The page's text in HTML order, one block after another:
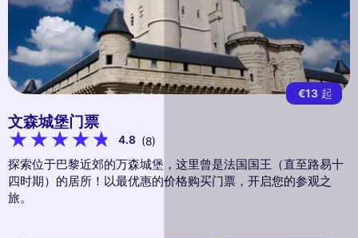
€13 起
文森城堡门票
4.8 (8)
探索位于巴黎近郊的万森城堡，这里曾是法国国王（直至路易十
四时期）的居所！以最优惠的价格购买门票，开启您的参观之
旅。